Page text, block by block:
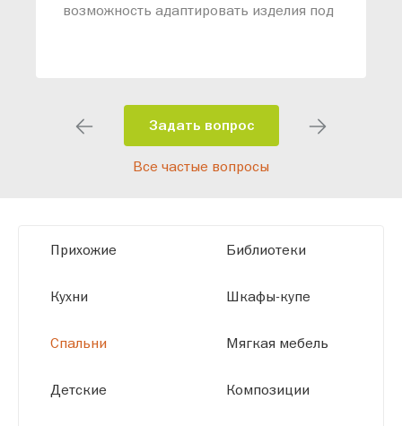
возможность адаптировать изделия под
помещения и личные пожелания.
Благодаря современному
высокотехнологичному оборудованию
размерам.
Задать вопрос
Все частые вопросы
Прихожие
Кухни
Спальни
Детские
Библиотеки
Шкафы-купе
Мягкая мебель
Композиции